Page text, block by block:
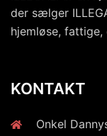
der sælger
hjemløse,
KONTAKT
Onkel